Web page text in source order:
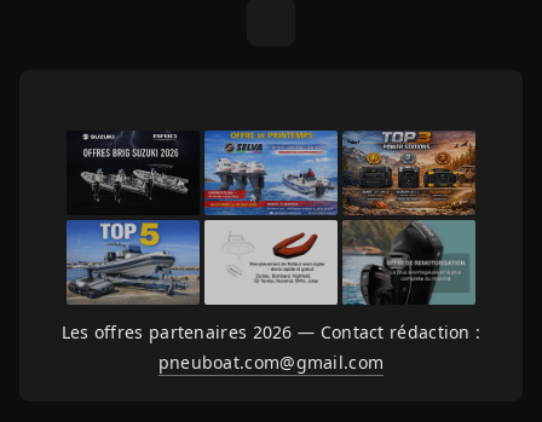
Les offres partenaires 2026 — Contact rédaction :
pneuboat.com@gmail.com